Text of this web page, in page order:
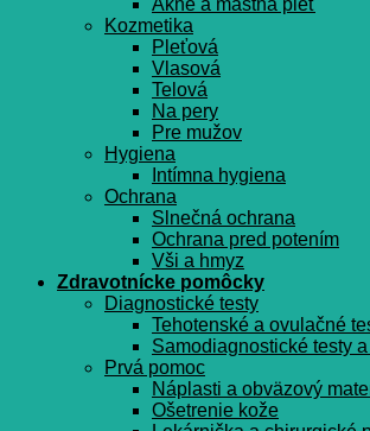
Akné a mastná pleť
Kozmetika
Pleťová
Vlasová
Telová
Na pery
Pre mužov
Hygiena
Intímna hygiena
Ochrana
Slnečná ochrana
Ochrana pred potením
Vši a hmyz
Zdravotnícke pomôcky
Diagnostické testy
Tehotenské a ovulačné
Samodiagnostické testy
Prvá pomoc
Náplasti a obväzový
Ošetrenie kože